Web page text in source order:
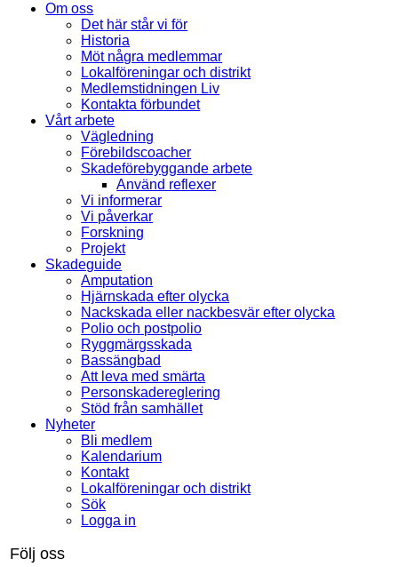
Om oss
Det här står vi för
Historia
Möt några medlemmar
Lokalföreningar och distrikt
Medlemstidningen Liv
Kontakta förbundet
Vårt arbete
Vägledning
Förebildscoacher
Skadeförebyggande arbete
Använd reflexer
Vi informerar
Vi påverkar
Forskning
Projekt
Skadeguide
Amputation
Hjärnskada efter olycka
Nackskada eller nackbesvär efter olycka
Polio och postpolio
Ryggmärgsskada
Bassängbad
Att leva med smärta
Personskadereglering
Stöd från samhället
Nyheter
Bli medlem
Kalendarium
Kontakt
Lokalföreningar och distrikt
Sök
Logga in
Följ oss